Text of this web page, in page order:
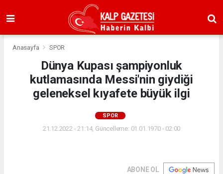
Anasayfa SPOR
Dünya Kupası şampiyonluk
kutlamasında Messi'nin giydiği
geleneksel kıyafete büyük ilgi
SPOR
21.12.2022 - 21:14, Güncelleme: 01.01.1970 - 02:00
ABONE OL